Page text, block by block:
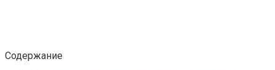
Содержание